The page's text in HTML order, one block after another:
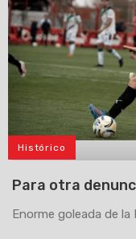
Histórico
Para otra
Enorme goleada de la